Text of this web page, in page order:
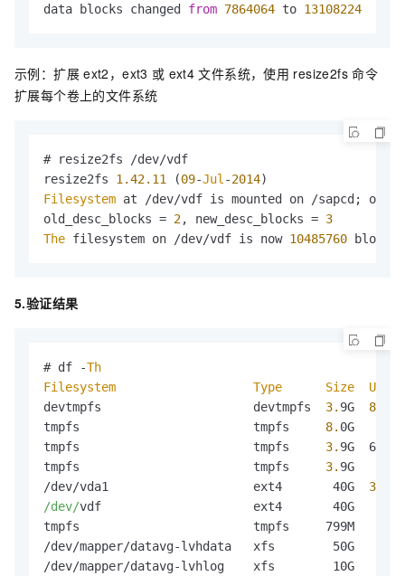
data blocks changed from 7864064 to 13108224
示例：扩展 ext2，ext3 或 ext4 文件系统，使用 resize2fs 命令
扩展每个卷上的文件系统
# resize2fs /dev/vdf
resize2fs 1.42.11 (09-Jul -2014
Filesystem at /dev/vdf is mounted on /sapcd; on-
old_desc_blocks = 2, new_desc_blocks = 3
The filesystem on /dev/vdf is now 10485760 blocks
5.验证结果
# df -Th
Filesystem
Type Size
Used
devtmpfs                     devtmpfs 3. 9G 8.
tmpfs                        tmpfs 8. 0G
tmpfs                        tmpfs 3. 9G
tmpfs                        tmpfs 3. 9G
/dev/vda1                    ext4       40G 3.
/dev/vdf                     ext4       40G
tmpfs                        tmpfs     799M
/dev/mapper/datavg-lvhdata   xfs        50G
/dev/mapper/datavg-lvhlog    xfs        10G